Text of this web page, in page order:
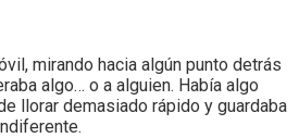
mirando hacia algún punto detrás
algo… o a alguien. Había algo
llorar demasiado rápido y guardaba